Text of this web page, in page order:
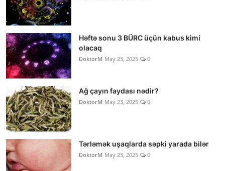
Həftə sonu 3 BÜRC üçün kabus kimi
olacaq
DoktorM May 23, 2025 0
Ağ çayın faydası nədir?
DoktorM May 23, 2025 0
Tərləmək uşaqlarda səpki yarada bilər
DoktorM May 23, 2025 0